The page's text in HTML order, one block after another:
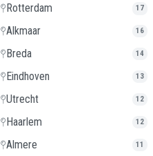
Rotterdam 17
Alkmaar 16
Breda 14
Eindhoven 13
Utrecht 12
Haarlem 12
Almere 11